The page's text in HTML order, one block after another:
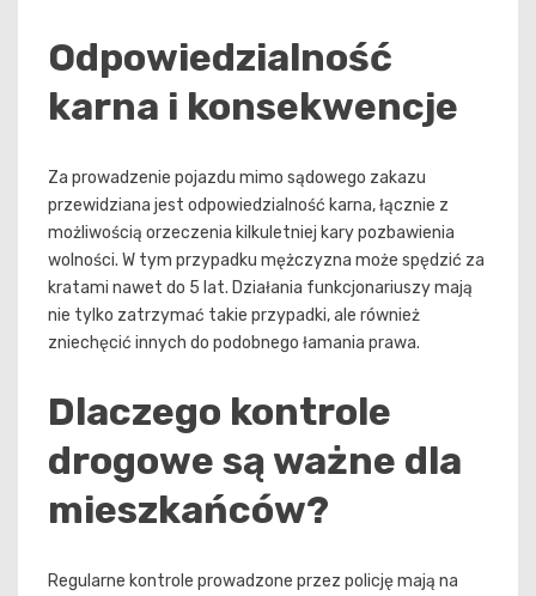
Odpowiedzialność
karna i konsekwencje
Za prowadzenie pojazdu mimo sądowego zakazu
przewidziana jest odpowiedzialność karna, łącznie z
możliwością orzeczenia kilkuletniej kary pozbawienia
wolności. W tym przypadku mężczyzna może spędzić za
kratami nawet do 5 lat. Działania funkcjonariuszy mają
nie tylko zatrzymać takie przypadki, ale również
zniechęcić innych do podobnego łamania prawa.
Dlaczego kontrole
drogowe są ważne dla
mieszkańców?
Regularne kontrole prowadzone przez policję mają na